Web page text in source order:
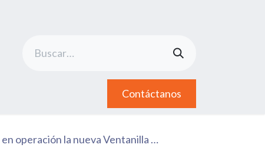
Contáctanos
Única de Trámites de Comercio Exterior